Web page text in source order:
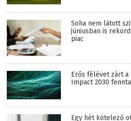
Soha nem látott
júniusban is
piac
Erős félévet zárt a
Impact 2030
Egy hét kötelező